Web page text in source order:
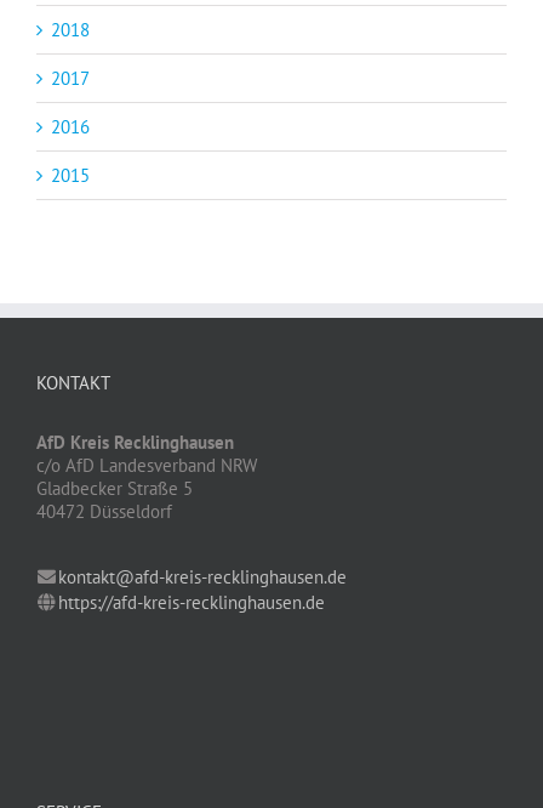
2018
2017
2016
2015
KONTAKT
AfD Kreis Recklinghausen
c/o AfD Landesverband NRW
Gladbecker Straße 5
40472 Düsseldorf
kontakt@afd-kreis-recklinghausen.de
https://afd-kreis-recklinghausen.de